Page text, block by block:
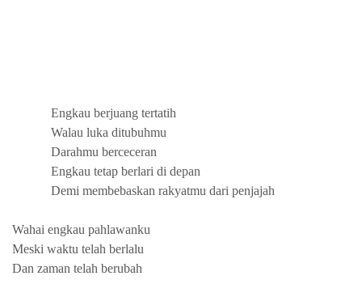
Engkau berjuang tertatih
Walau luka ditubuhmu
Darahmu berceceran
Engkau tetap berlari di depan
Demi membebaskan rakyatmu dari penjajah
Wahai engkau pahlawanku
Meski waktu telah berlalu
Dan zaman telah berubah